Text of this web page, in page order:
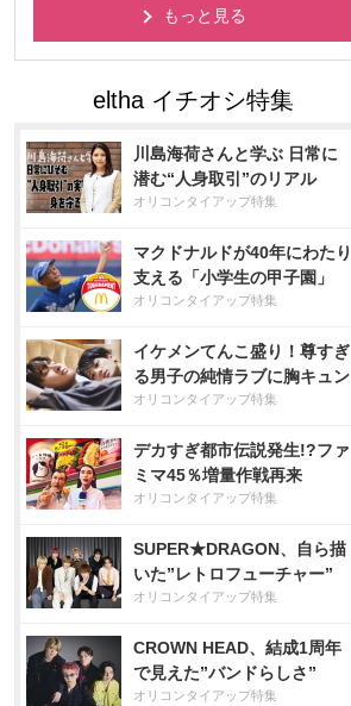
もっと見る
川島海荷さんと学ぶ 日常に
潜む“人身取引”のリアル
オリコンタイアップ特集
マクドナルドが40年にわたり
支える「小学生の甲子園」
オリコンタイアップ特集
イケメンてんこ盛り！尊すぎ
る男子の純情ラブに胸キュン
オリコンタイアップ特集
デカすぎ都市伝説発生!?ファ
ミマ45％増量作戦再来
オリコンタイアップ特集
SUPER★DRAGON、自ら描
いた”レトロフューチャー”
オリコンタイアップ特集
CROWN HEAD、結成1周年
で見えた”バンドらしさ”
オリコンタイアップ特集